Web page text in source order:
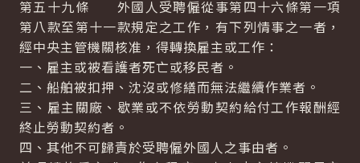
第五十九條 外國人受聘僱從事第四十六條第一項
第八款至第十一款規定之工作，有下列情事之一者，
經中央主管機關核准，得轉換雇主或工作：
一、雇主或被看護者死亡或移民者。
二、船舶被扣押、沈沒或修繕而無法繼續作業者。
三、雇主關廠、歇業或不依勞動契約給付工作報酬經
終止勞動契約者。
四、其他不可歸責於受聘僱外國人之事由者。